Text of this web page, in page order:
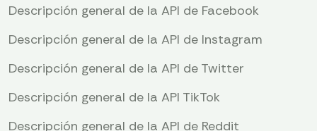
Descripción general de la API de Facebook
Descripción general de la API de Instagram
Descripción general de la API de Twitter
Descripción general de la API TikTok
Descripción general de la API de Reddit